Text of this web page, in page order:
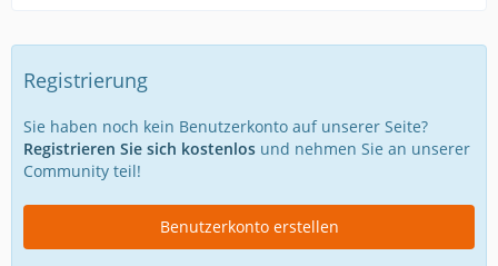
Registrierung
Sie haben noch kein Benutzerkonto auf unserer Seite?
Registrieren Sie sich kostenlos und nehmen Sie an unserer
Community teil!
Benutzerkonto erstellen